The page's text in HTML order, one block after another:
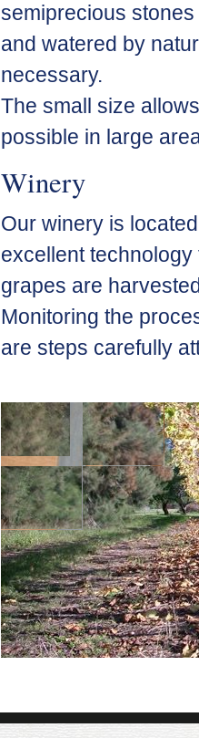
semiprecious
and watered by
necessary.
The small size
possible in large
Winery
Our winery is
excellent
grapes are
Monitoring the
are steps carefully